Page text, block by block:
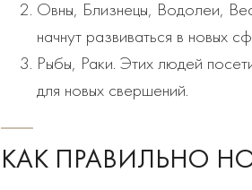
Овны, Близнецы, Водолеи,
начнут развиваться в новых
Рыбы, Раки. Этих людей
для новых свершений.
КАК ПРАВИЛЬНО